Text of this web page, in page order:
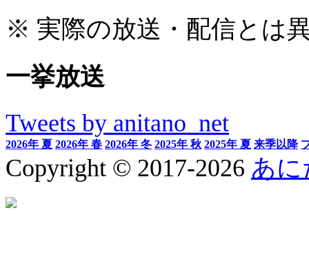
※ 実際の放送・配信とは
一挙放送
Tweets by anitano_net
2026年 夏 2026年 春 2026年 冬 2025年 秋 2025年 夏 来季以降
Copyright © 2017-2026 あに